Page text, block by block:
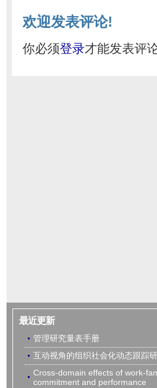
欢迎发表评论!
你必须登录才能发表评论
最近更新
管理研究量表手册
互动视角的组织社会化动态跟踪
Cross-domain effects of work-
commitment and performance